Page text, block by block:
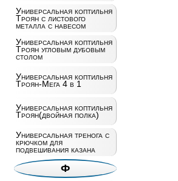
Универсальная коптильня
Троян с листового
металла с навесом
Универсальная коптильня
Троян угловым дубовым
столом
Универсальная коптильня
Троян-Мега 4 в 1
Универсальная коптильня
Троян(двойная полка)
Универсальная тренога с
крючком для
подвешивания казана
Ф